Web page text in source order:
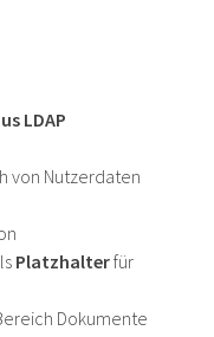
LDAP
von Nutzerdaten
Platzhalterfür
Dokumente